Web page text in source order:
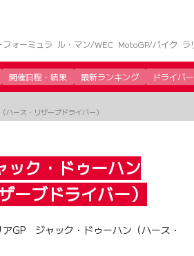
フォーミュラ ル・マン/WEC MotoGP/バイク ラ
開催日程・結果 最新ランキング ドライバー
ハース・リザーブドライバー）
ック・ドゥーハン
ーブドライバー）
GP ジャック・ドゥーハン（ハース・